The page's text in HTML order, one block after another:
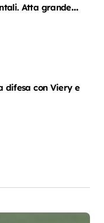
Atta grande
difesa con Viery e